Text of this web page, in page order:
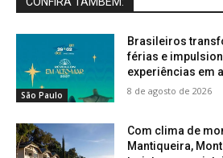
São Paulo
Brasileiros
férias e
experiências em
8 de agosto de 2026
Com clima de
Mantiqueira,